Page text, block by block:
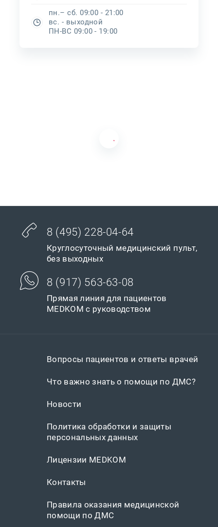
пн.– сб. 09:00 - 21:00
вс. - выходной
ПН-ВС 09:00 - 19:00
8 (495) 228-04-64
Круглосуточный медицинский пульт,
без выходных
8 (917) 563-63-08
Прямая линия для пациентов
MEDKOM с руководством
Вопросы пациентов и ответы врачей
Что важно знать о помощи по ДМС?
Новости
Политика обработки и защиты
персональных данных
Лицензии MEDKOM
Контакты
Правила оказания медицинской
помощи по ДМС